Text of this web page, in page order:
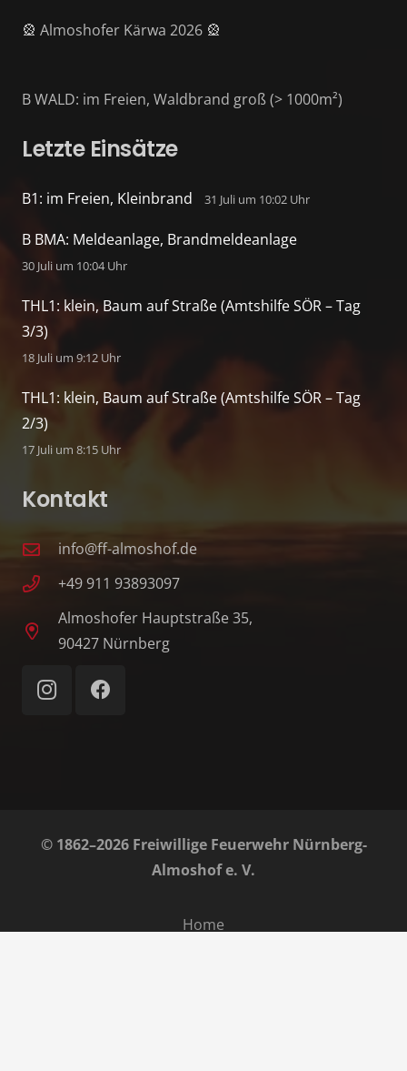
🎡 Almoshofer Kärwa 2026 🎡
B WALD: im Freien, Waldbrand groß (> 1000m²)
Letzte Einsätze
B1: im Freien, Kleinbrand 31 Juli um 10:02 Uhr
B BMA: Meldeanlage, Brandmeldeanlage
30 Juli um 10:04 Uhr
THL1: klein, Baum auf Straße (Amtshilfe SÖR – Tag
3/3)
18 Juli um 9:12 Uhr
THL1: klein, Baum auf Straße (Amtshilfe SÖR – Tag
2/3)
17 Juli um 8:15 Uhr
Kontakt
info@ff-almoshof.de
+49 911 93893097
Almoshofer Hauptstraße 35,
90427 Nürnberg
© 1862–2026 Freiwillige Feuerwehr Nürnberg-
Almoshof e. V.
Home